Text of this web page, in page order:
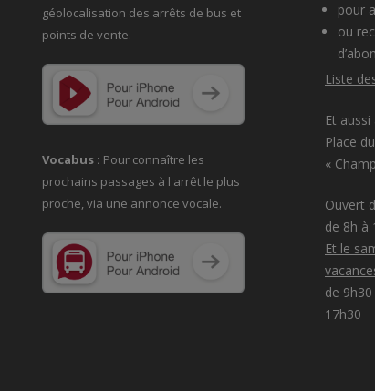
géolocalisation des arrêts de bus et
points de vente.
Vocabus : Pour connaître les
prochains passages à l'arrêt le plus
proche, via une annonce vocale.
pour
ou
Liste
Et aussi
Place
«
Ouvert
de 8h à
Et le
de
17h30